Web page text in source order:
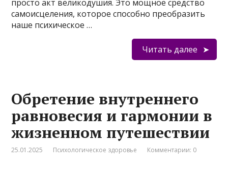
просто акт великодушия. Это мощное средство
самоисцеления, которое способно преобразить
наше психическое …
Читать далее
Обретение внутреннего
равновесия и гармонии в
жизненном путешествии
25.01.2025 Психологическое здоровье Комментарии: 0